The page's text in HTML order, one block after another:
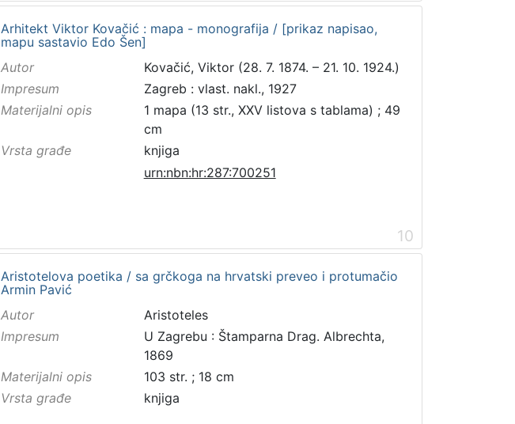
Arhitekt Viktor Kovačić : mapa - monografija / [prikaz napisao,
mapu sastavio Edo Šen]
Autor
Kovačić, Viktor (28. 7. 1874. – 21. 10. 1924.)
Impresum
Zagreb : vlast. nakl., 1927
Materijalni opis
1 mapa (13 str., XXV listova s tablama) ; 49
cm
Vrsta građe
knjiga
urn:nbn:hr:287:700251
10
Aristotelova poetika / sa grčkoga na hrvatski preveo i protumačio
Armin Pavić
Autor
Aristoteles
Impresum
U Zagrebu : Štamparna Drag. Albrechta,
1869
Materijalni opis
103 str. ; 18 cm
Vrsta građe
knjiga